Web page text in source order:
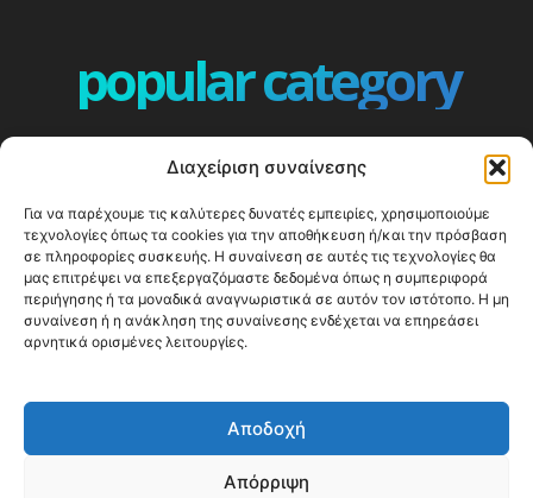
Διαχείριση συναίνεσης
Για να παρέχουμε τις καλύτερες δυνατές εμπειρίες, χρησιμοποιούμε
τεχνολογίες όπως τα cookies για την αποθήκευση ή/και την πρόσβαση
σε πληροφορίες συσκευής. Η συναίνεση σε αυτές τις τεχνολογίες θα
μας επιτρέψει να επεξεργαζόμαστε δεδομένα όπως η συμπεριφορά
περιήγησης ή τα μοναδικά αναγνωριστικά σε αυτόν τον ιστότοπο. Η μη
συναίνεση ή η ανάκληση της συναίνεσης ενδέχεται να επηρεάσει
αρνητικά ορισμένες λειτουργίες.
Αποδοχή
Απόρριψη
popular category
360
ΕΥΡΩΠΗ
332
ΚΟΣΜΟΣ - WORLD
328
Top10
303
Cool spots
ΝΗΣΙΑ
246